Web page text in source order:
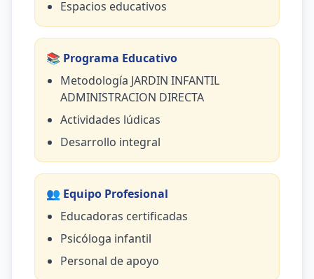
Espacios educativos
📚 Programa Educativo
Metodología JARDIN INFANTIL
ADMINISTRACION DIRECTA
Actividades lúdicas
Desarrollo integral
👥 Equipo Profesional
Educadoras certificadas
Psicóloga infantil
Personal de apoyo